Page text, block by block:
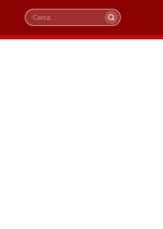
Cerca